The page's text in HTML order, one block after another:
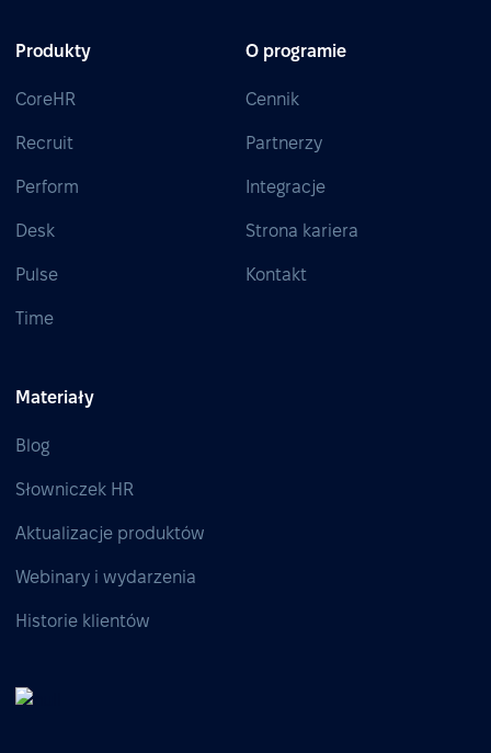
Produkty
CoreHR
Recruit
Perform
Desk
Pulse
Time
O programie
Cennik
Partnerzy
Integracje
Strona kariera
Kontakt
Materiały
Blog
Słowniczek HR
Aktualizacje produktów
Webinary i wydarzenia
Historie klientów